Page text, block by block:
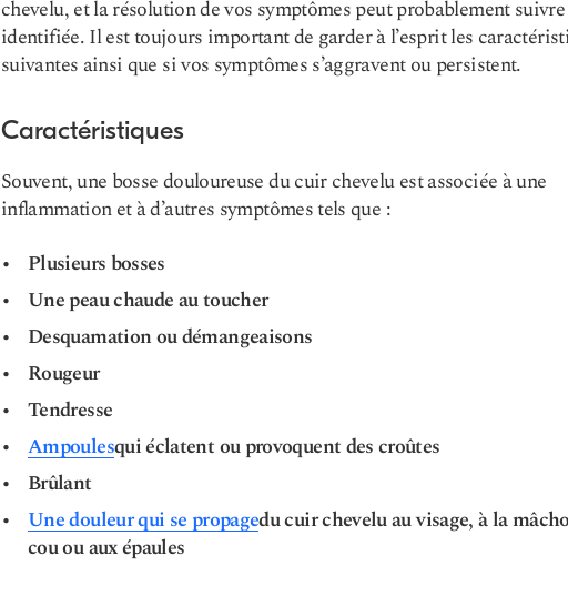
chevelu, et la résolution de vos symptômes peut probablement
identifiée. Il est toujours important de garder à l’esprit les
suivantes ainsi que si vos symptômes s’aggravent ou persistent.
Caractéristiques
Souvent, une bosse douloureuse du cuir chevelu est associée à une
inflammation et à d’autres symptômes tels que :
Plusieurs bosses
Une peau chaude au toucher
Desquamation ou démangeaisons
Rougeur
Tendresse
Ampoulesqui éclatent ou provoquent des croûtes
Brûlant
Une douleur qui se propagedu cuir chevelu au visage, à la
cou ou aux épaules